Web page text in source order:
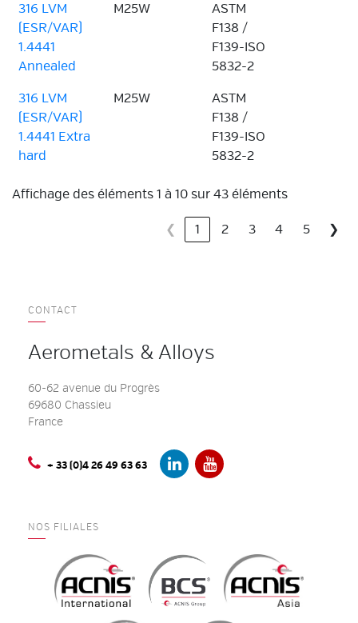
316 LVM
(ESR/VAR)
1.4441
Annealed
M25W
ASTM
F138 /
F139-ISO
5832-2
316 LVM
(ESR/VAR)
1.4441 Extra
hard
M25W
ASTM
F138 /
F139-ISO
5832-2
Affichage des éléments 1 à 10 sur 43 éléments
❮ 1 2 3 4 5 ❯
CONTACT
Aerometals & Alloys
60-62 avenue du Progrès
69680 Chassieu
France
+ 33 (0)4 26 49 63 63
NOS FILIALES